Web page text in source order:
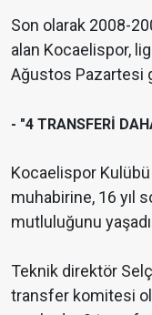
Son olarak 2008-
alan Kocaelispor,
Ağustos Pazartesi
- "4 TRANSFERİ
Kocaelispor
muhabirine, 16 yıl
mutluluğunu
Teknik direktör
transfer komitesi